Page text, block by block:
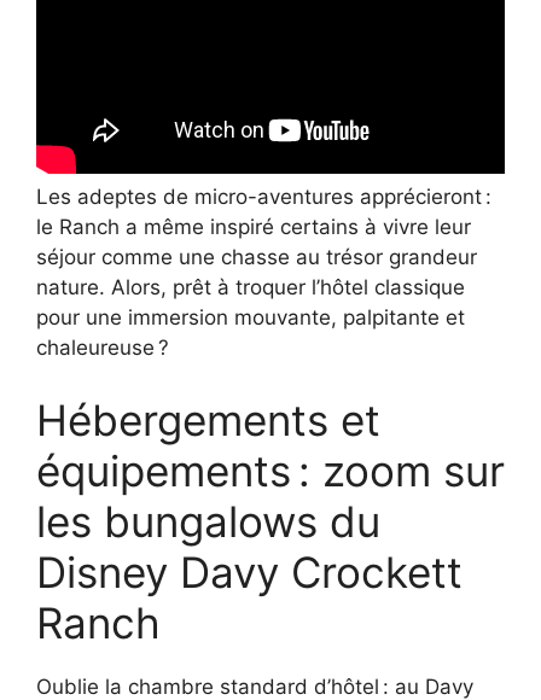
Les adeptes de micro-aventures apprécieront :
le Ranch a même inspiré certains à vivre leur
séjour comme une chasse au trésor grandeur
nature. Alors, prêt à troquer l’hôtel classique
pour une immersion mouvante, palpitante et
chaleureuse ?
Hébergements et
équipements : zoom sur
les bungalows du
Disney Davy Crockett
Ranch
Oublie la chambre standard d’hôtel : au Davy